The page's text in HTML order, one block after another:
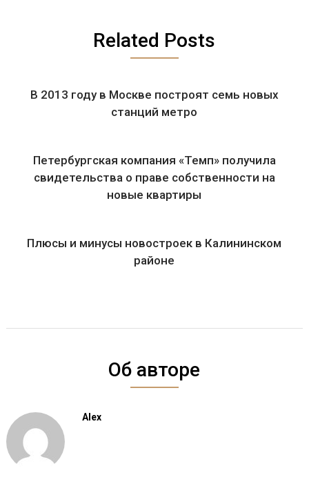
Related Posts
В 2013 году в Москве построят семь новых
станций метро
Петербургская компания «Темп» получила
свидетельства о праве собственности на
новые квартиры
Плюсы и минусы новостроек в Калининском
районе
Об авторе
Alex